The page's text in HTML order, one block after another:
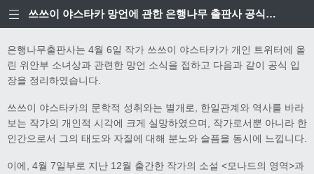
쓰쓰이 야스타카 망언에 관한 은행나무 출판사 공식입장
은행나무출판사는 4월 6일 작가 쓰쓰이 야스타카가 개인 트위터에 올
린 위안부 소녀상과 관련한 망언 소식을 접하고 다음과 같이 공식 입
장을 정리하였습니다.
쓰쓰이 야스타카의 문학적 성취와는 별개로, 한일관계와 역사를 바라
보는 작가의 개인적 시각에 크게 실망하였으며, 작가로서뿐 아니라 한
인간으로서 그의 태도와 자질에 대해 분노와 슬픔을 동시에 느낍니다.
이에, 4월 7일부로 지난 12월 출간한 작가의 소설 <모나드의 영역>과